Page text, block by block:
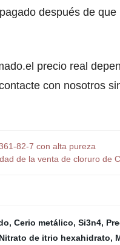
después de
precio real
con nosotros
82-7 con alta pureza
de la venta de cloruro de
, Cerio metálico, Si3n4,
Nitrato de itrio hexahidrato,